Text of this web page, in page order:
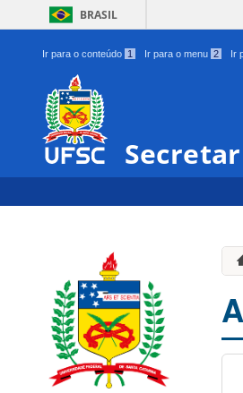
BRASIL
Ir para o conteúdo 1 Ir para o menu 2 Ir